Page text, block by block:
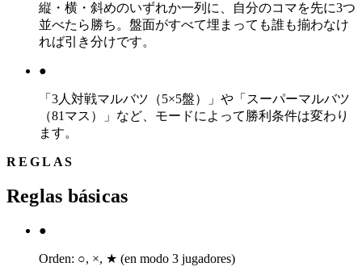
縦・横・斜めのいずれか一列に、自分のコマを先に3つ
並べたら勝ち。盤面がすべて埋まっても誰も揃わなけ
れば引き分けです。
●
「3人対戦マルバツ（5×5盤）」や「スーパーマルバツ
（81マス）」など、モードによって勝利条件は変わり
ます。
REGLAS
Reglas básicas
●
Orden: ○, ×, ★ (en modo 3 jugadores)